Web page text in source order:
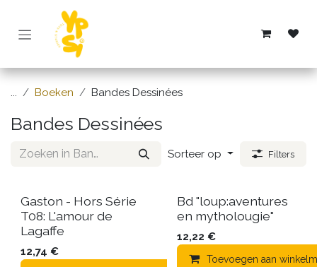
Overslaan naar inhoud
... Boeken Bandes Dessinées
Bandes Dessinées
Sorteer op Filters
Gaston - Hors Série
T08: L'amour de
Lagaffe
12,74 €
Bd "loup:aventures
en mytholougie"
12,22 €
Toevoegen aan